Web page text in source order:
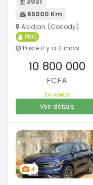
65000 Km
Abidjan (Cocody)
PRO
Posté il y a 2 mois
10 800 000
FCFA
En vente
Voir détails
4